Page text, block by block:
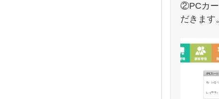
②PCカー
だきます